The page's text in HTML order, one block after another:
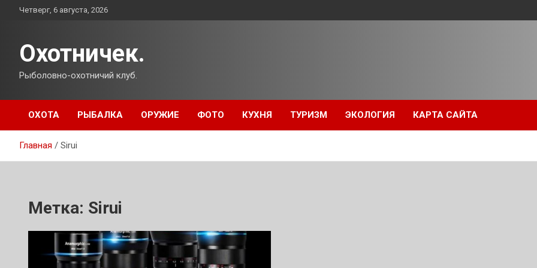
ПерейтиЧетверг, 6 августа, 2026
Охотничек.
Рыболовно-охотничий клуб.
ОХОТА РЫБАЛКА ОРУЖИЕ ФОТО КУХНЯ ТУРИЗМ ЭКОЛОГИЯ КАРТА САЙТА
Главная Sirui
Метка: Sirui